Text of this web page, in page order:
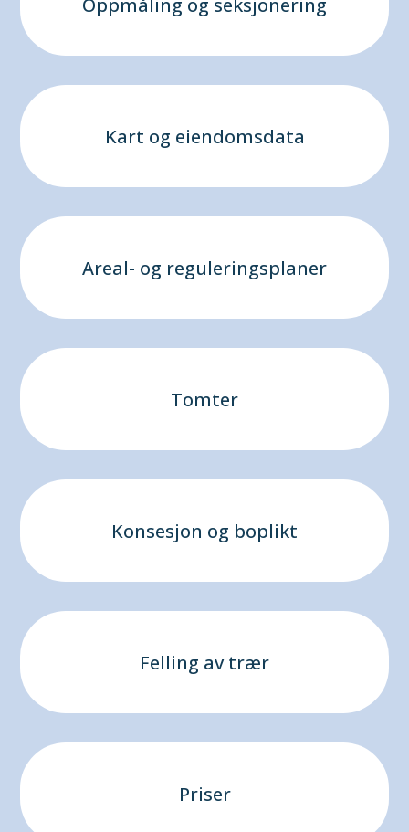
Kart og eiendomsdata
Areal- og reguleringsplaner
Tomter
Konsesjon og boplikt
Felling av trær
Priser